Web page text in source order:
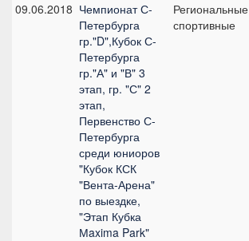
09.06.2018 Чемпионат С-
Петербурга
гр."D",Кубок С-
Петербурга
гр."А" и "В" 3
этап, гр. "С" 2
этап,
Первенство С-
Петербурга
среди юниоров
"Кубок КСК
"Вента-Арена"
по выездке,
"Этап Кубка
Мaxima Park"
Региональные
спортивные